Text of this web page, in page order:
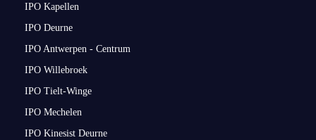
IPO Kapellen
IPO Deurne
IPO Antwerpen - Centrum
IPO Willebroek
IPO Tielt-Winge
IPO Mechelen
IPO Kinesist Deurne